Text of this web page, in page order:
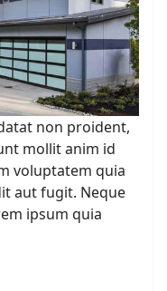
non proident,
mollit anim id
voluptatem quia
aut fugit. Neque
ipsum quia